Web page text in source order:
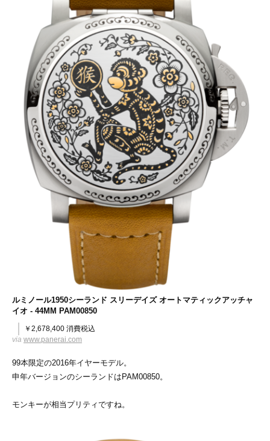
ルミノール1950シーランド スリーデイズ オートマティックアッチャ
イオ - 44MM PAM00850
￥2,678,400 消費税込
via www.panerai.com
99本限定の2016年イヤーモデル。
申年バージョンのシーランドはPAM00850。
モンキーが相当プリティですね。